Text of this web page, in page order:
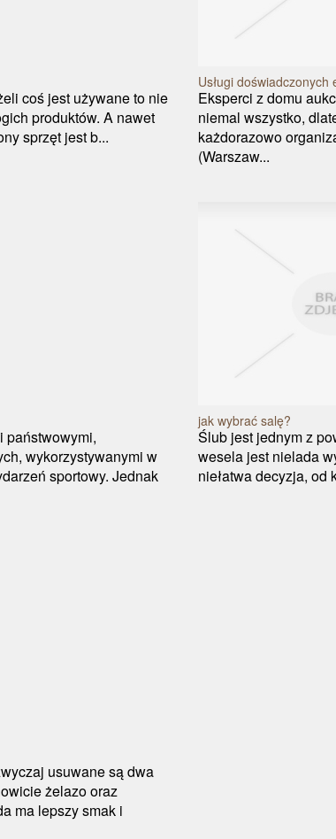
coś jest używane to nie
produktów. A nawet
sprzęt jest b...
Usługi
Eksperci z domu
niemal wszystko,
każdorazowo
(Warszaw...
państwowymi,
wykorzystywanymi w
sportowy. Jednak
jak wybrać salę?
Ślub jest jednym z
wesela jest nielada
niełatwa decyzja, od
usuwane są dwa
żelazo oraz
ma lepszy smak i